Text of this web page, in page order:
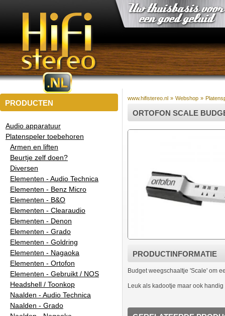
PRODUCTEN
Audio apparatuur
Platenspeler toebehoren
Armen en liften
Beurtje zelf doen?
Diversen
Elementen - Audio Technica
Elementen - Benz Micro
Elementen - B&O
Elementen - Clearaudio
Elementen - Denon
Elementen - Grado
Elementen - Goldring
Elementen - Nagaoka
Elementen - Ortofon
Elementen - Gebruikt / NOS
Headshell / Toonkop
Naalden - Audio Technica
Naalden - Grado
www.hifistereo.nl » Webshop »
ORTOFON SCALE
PRODUCTINFORMATIE
Budget weegschaaltje 'Scale' om
Leuk als kadootje maar ook